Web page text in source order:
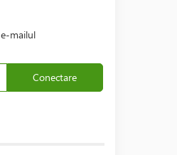
mailul
Conectare